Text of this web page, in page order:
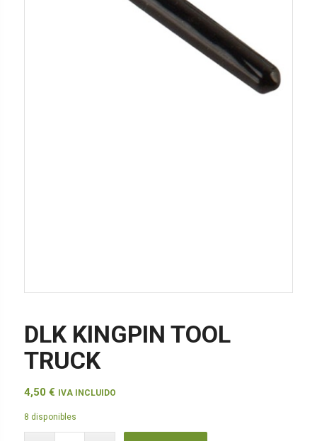
DLK KINGPIN TOOL
TRUCK
4,50 € IVA INCLUIDO
8 disponibles